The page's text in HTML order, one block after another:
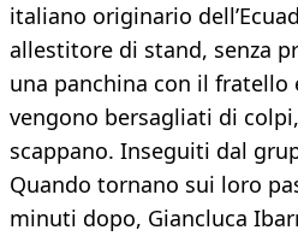
italiano originario
allestitore di stand, senza
una panchina con il fratello
vengono bersagliati di
scappano. Inseguiti dal
Quando tornano sui loro
minuti dopo, Giancluca